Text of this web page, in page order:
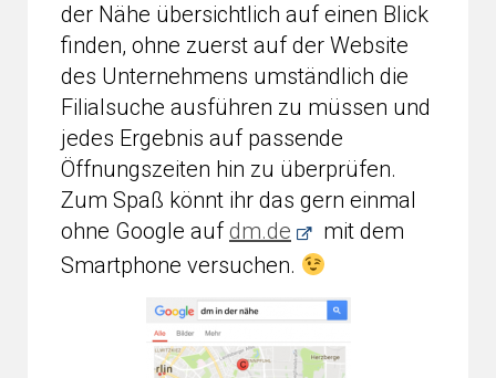
der Nähe übersichtlich auf einen Blick
finden, ohne zuerst auf der Website
des Unternehmens umständlich die
Filialsuche ausführen zu müssen und
jedes Ergebnis auf passende
Öffnungszeiten hin zu überprüfen.
Zum Spaß könnt ihr das gern einmal
ohne Google aufdm.de
mit dem
Smartphone versuchen.